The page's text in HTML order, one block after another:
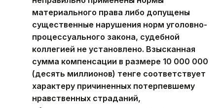
материального права либо допущены
существенные нарушения норм уголовно-
процессуального закона, судебной
коллегией не установлено. Взысканная
сумма компенсации в размере 10 000 000
(десять миллионов) тенге соответствует
характеру причиненных потерпевшему
нравственных страданий,